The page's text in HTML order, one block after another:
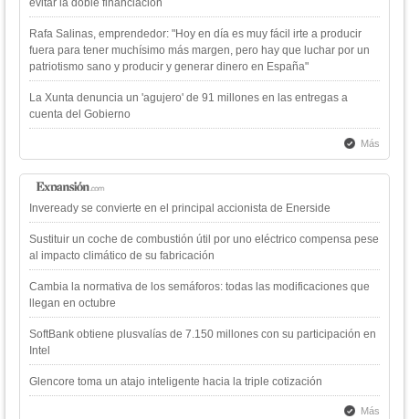
Rafa Salinas, emprendedor: "Hoy en día es muy fácil irte a producir
fuera para tener muchísimo más margen, pero hay que luchar por un
patriotismo sano y producir y generar dinero en España"
La Xunta denuncia un 'agujero' de 91 millones en las entregas a
cuenta del Gobierno
Más
Inveready se convierte en el principal accionista de Enerside
Sustituir un coche de combustión útil por uno eléctrico compensa pese
al impacto climático de su fabricación
Cambia la normativa de los semáforos: todas las modificaciones que
llegan en octubre
SoftBank obtiene plusvalías de 7.150 millones con su participación en
Intel
Glencore toma un atajo inteligente hacia la triple cotización
Más